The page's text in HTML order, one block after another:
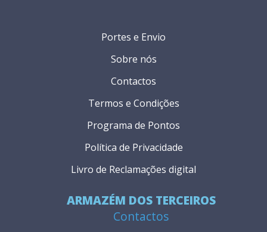
ARMAZÉM DOS TERCEIROS
Contactos
Portes e Envio
Sobre nós
Contactos
Termos e Condições
Programa de Pontos
Política de Privacidade
Livro de Reclamações digital